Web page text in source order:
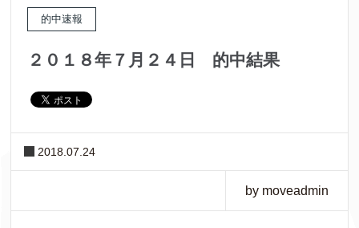
的中速報
２０１８年７月２４日 的中結果
2018.07.24
by moveadmin